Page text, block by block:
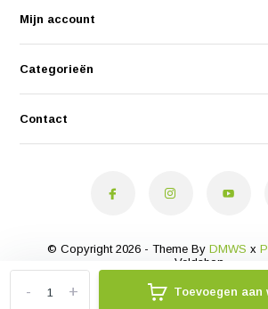
+
- Toevoegen aan
Mijn account
Categorieën
Contact
© Copyright 2026 - Theme By DMWS x
Veldshop